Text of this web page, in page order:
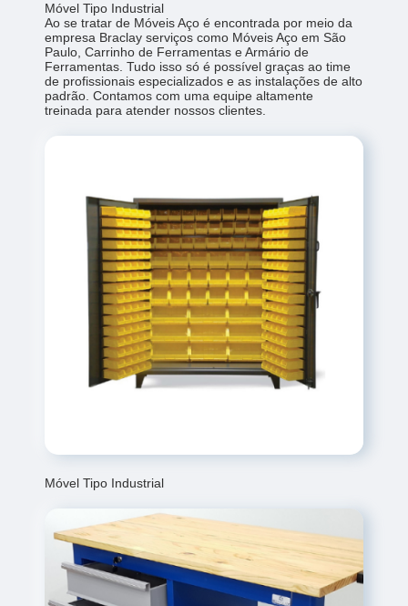
Móvel Tipo Industrial
Ao se tratar de Móveis Aço é encontrada por meio da
empresa Braclay serviços como Móveis Aço em São
Paulo, Carrinho de Ferramentas e Armário de
Ferramentas. Tudo isso só é possível graças ao time
de profissionais especializados e as instalações de alto
padrão. Contamos com uma equipe altamente
treinada para atender nossos clientes.
Móvel Tipo Industrial